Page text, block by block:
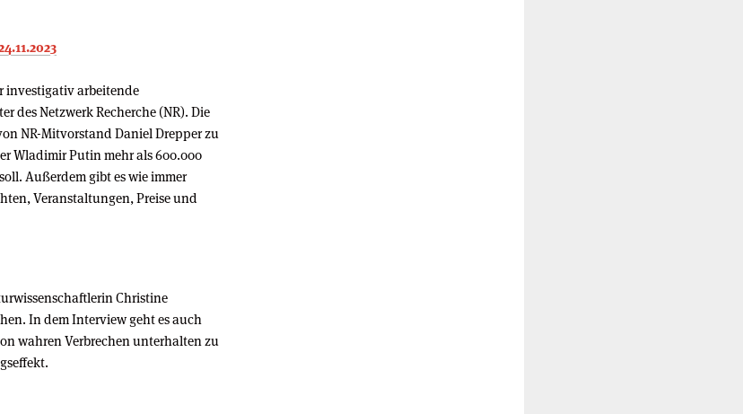
investigativ arbeitende
des Netzwerk Recherche (NR). Die
NR-Mitvorstand Daniel Drepper zu
Wladimir Putin mehr als 600.000
Außerdem gibt es wie immer
Veranstaltungen, Preise und
Christine
In dem Interview geht es auch
wahren Verbrechen unterhalten zu